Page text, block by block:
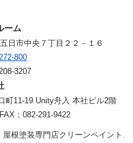
ーム
日市中央７丁目２２－１６
800
3207
町11-19 Unity舟入 本社ビル2階
：082-291-9422
根塗装専門店クリーンペイント.